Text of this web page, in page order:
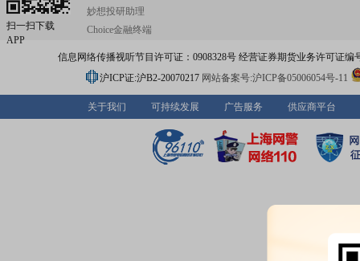
扫一扫下载
APP
妙想投研助理
Choice金融终端
信息网络传播视听节目许可证：0908328号 经营证券期货业务许可证编
沪ICP证:沪B2-20070217 网站备案号:沪ICP备05006054号-11
关于我们 可持续发展 广告服务 供应商平台